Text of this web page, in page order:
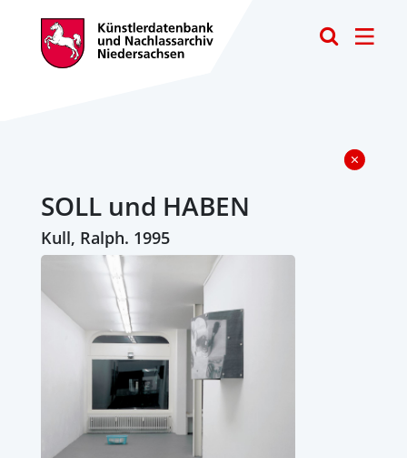
SOLL und HABEN
Kull, Ralph. 1995